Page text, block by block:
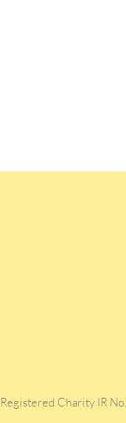
Registered Charity IR